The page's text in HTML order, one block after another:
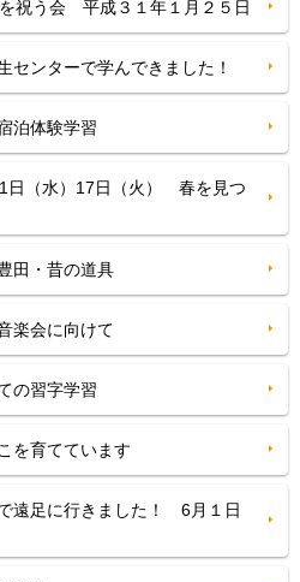
祝う会 平成３１年１月２５日
ンターで学んできました！
泊体験学習
（水）17日（火） 春を見つ
田・昔の道具
楽会に向けて
の習字学習
を育てています
遠足に行きました！ 6月１日